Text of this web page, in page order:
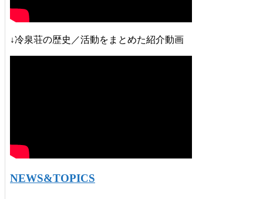
↓冷泉荘の歴史／活動をまとめた紹介動画
NEWS&TOPICS